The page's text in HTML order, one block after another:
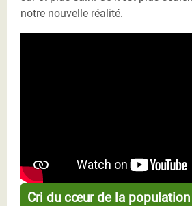
notre nouvelle réalité.
Cri du cœur de la population